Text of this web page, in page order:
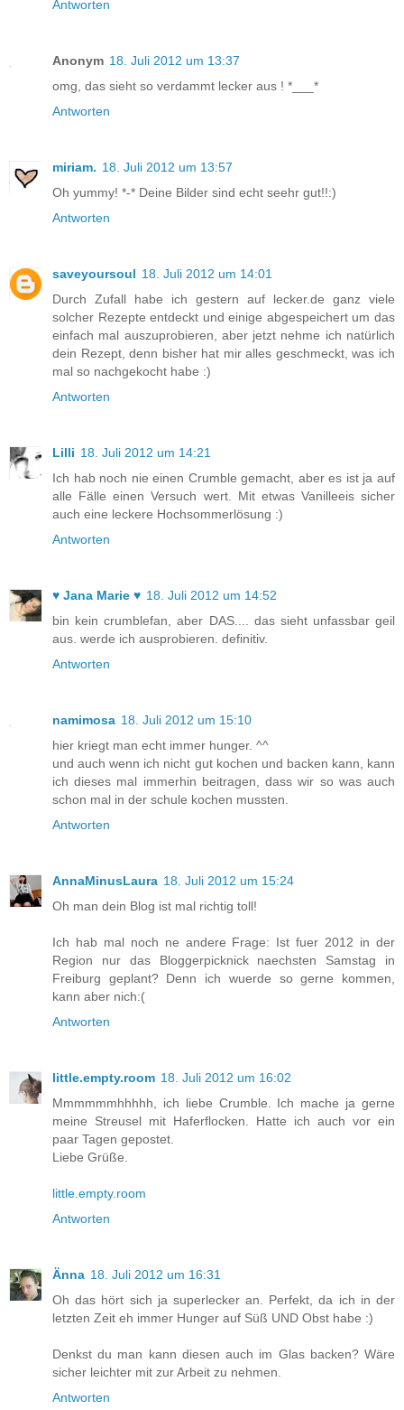
Antworten
Anonym 18. Juli 2012 um 13:37
omg, das sieht so verdammt lecker aus ! *___*
Antworten
miriam. 18. Juli 2012 um 13:57
Oh yummy! *-* Deine Bilder sind echt seehr gut!!:)
Antworten
saveyoursoul 18. Juli 2012 um 14:01
Durch Zufall habe ich gestern auf lecker.de ganz viele
solcher Rezepte entdeckt und einige abgespeichert um das
einfach mal auszuprobieren, aber jetzt nehme ich natürlich
dein Rezept, denn bisher hat mir alles geschmeckt, was ich
mal so nachgekocht habe :)
Antworten
Lilli 18. Juli 2012 um 14:21
Ich hab noch nie einen Crumble gemacht, aber es ist ja auf
alle Fälle einen Versuch wert. Mit etwas Vanilleeis sicher
auch eine leckere Hochsommerlösung :)
Antworten
♥ Jana Marie ♥ 18. Juli 2012 um 14:52
bin kein crumblefan, aber DAS.... das sieht unfassbar geil
aus. werde ich ausprobieren. definitiv.
Antworten
namimosa 18. Juli 2012 um 15:10
hier kriegt man echt immer hunger. ^^
und auch wenn ich nicht gut kochen und backen kann, kann
ich dieses mal immerhin beitragen, dass wir so was auch
schon mal in der schule kochen mussten.
Antworten
AnnaMinusLaura 18. Juli 2012 um 15:24
Oh man dein Blog ist mal richtig toll!
Ich hab mal noch ne andere Frage: Ist fuer 2012 in der
Region nur das Bloggerpicknick naechsten Samstag in
Freiburg geplant? Denn ich wuerde so gerne kommen,
kann aber nich:(
Antworten
little.empty.room 18. Juli 2012 um 16:02
Mmmmmmhhhhh, ich liebe Crumble. Ich mache ja gerne
meine Streusel mit Haferflocken. Hatte ich auch vor ein
paar Tagen gepostet.
Liebe Grüße.
little.empty.room
Antworten
Änna 18. Juli 2012 um 16:31
Oh das hört sich ja superlecker an. Perfekt, da ich in der
letzten Zeit eh immer Hunger auf Süß UND Obst habe :)
Denkst du man kann diesen auch im Glas backen? Wäre
sicher leichter mit zur Arbeit zu nehmen.
Antworten